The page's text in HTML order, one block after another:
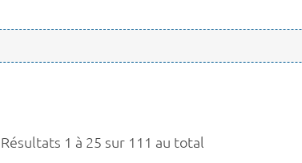
Résultats 1 à 25 sur 111 au total